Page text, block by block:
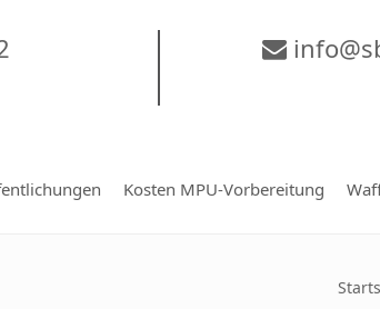
Kosten MPU-Vorbereitung